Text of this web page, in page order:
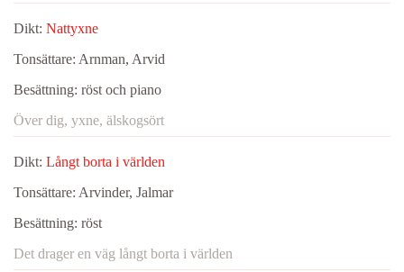
Dikt: Nattyxne
Tonsättare: Arnman, Arvid
Besättning: röst och piano
Över dig, yxne, älskogsört
Dikt: Långt borta i världen
Tonsättare: Arvinder, Jalmar
Besättning: röst
Det drager en väg långt borta i världen